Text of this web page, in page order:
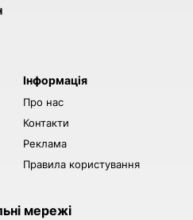
Інформація
Про нас
Контакти
Реклама
Правила користування
мережі